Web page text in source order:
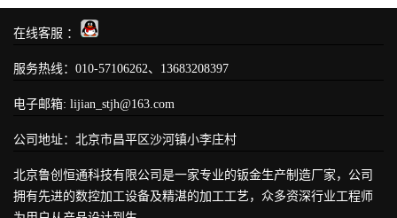
在线客服 ：
服务热线：010-57106262、13683208397
电子邮箱: lijian_stjh@163.com
公司地址：北京市昌平区沙河镇小李庄村
北京鲁创恒通科技有限公司是一家专业的钣金生产制造厂家，公司
拥有先进的数控加工设备及精湛的加工工艺，众多资深行业工程师